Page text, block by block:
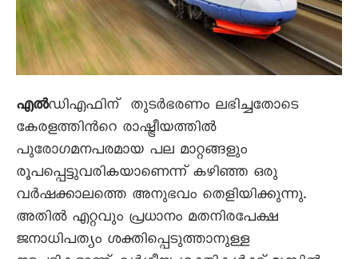
എല്‍ഡിഎഫിന് തുടര്‍ഭരണം ലഭിച്ചതോടെ
കേരളത്തിന്‍റെ രാഷ്ട്രീയത്തില്‍
പുരോഗമനപരമായ പല മാറ്റങ്ങളും
രൂപപ്പെട്ടുവരികയാണെന്ന് കഴിഞ്ഞ ഒരു
വര്‍ഷക്കാലത്തെ അനുഭവം തെളിയിക്കുന്നു.
അതില്‍ എറ്റവും പ്രധാനം മതനിരപേക്ഷ
ജനാധിപത്യം ശക്തിപ്പെടുത്താനുള്ള